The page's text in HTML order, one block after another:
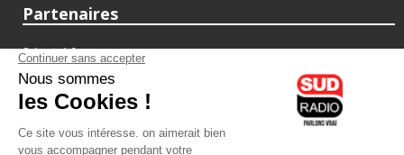
Partenaires
fiducial.fr
lyoncapitale.fr
olympique-et-lyonnais.com
L'application Iphone / Android